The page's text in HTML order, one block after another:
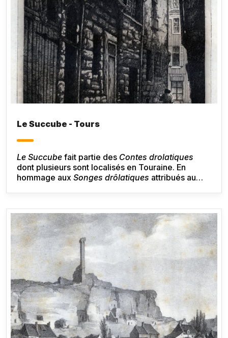
Le Succube - Tours
Le Succube fait partie des Contes drolatiques
dont plusieurs sont localisés en Touraine. En
hommage aux Songes drôlatiques attribués au
contes se croisent, ainsi, dans ceSuccube,
Messire Bruyn duPéché Vénielest de nouveau mis
en scène. Si plusieurs lieux de Tours sont
évoqués, ils ne sont pas décrits.